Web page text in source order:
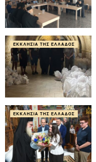
ΕΚΚΛΗΣΊΑ ΤΗΣ ΕΛΛΆΔΟΣ
ΕΚΚΛΗΣΊΑ ΤΗΣ ΕΛΛΆΔΟΣ